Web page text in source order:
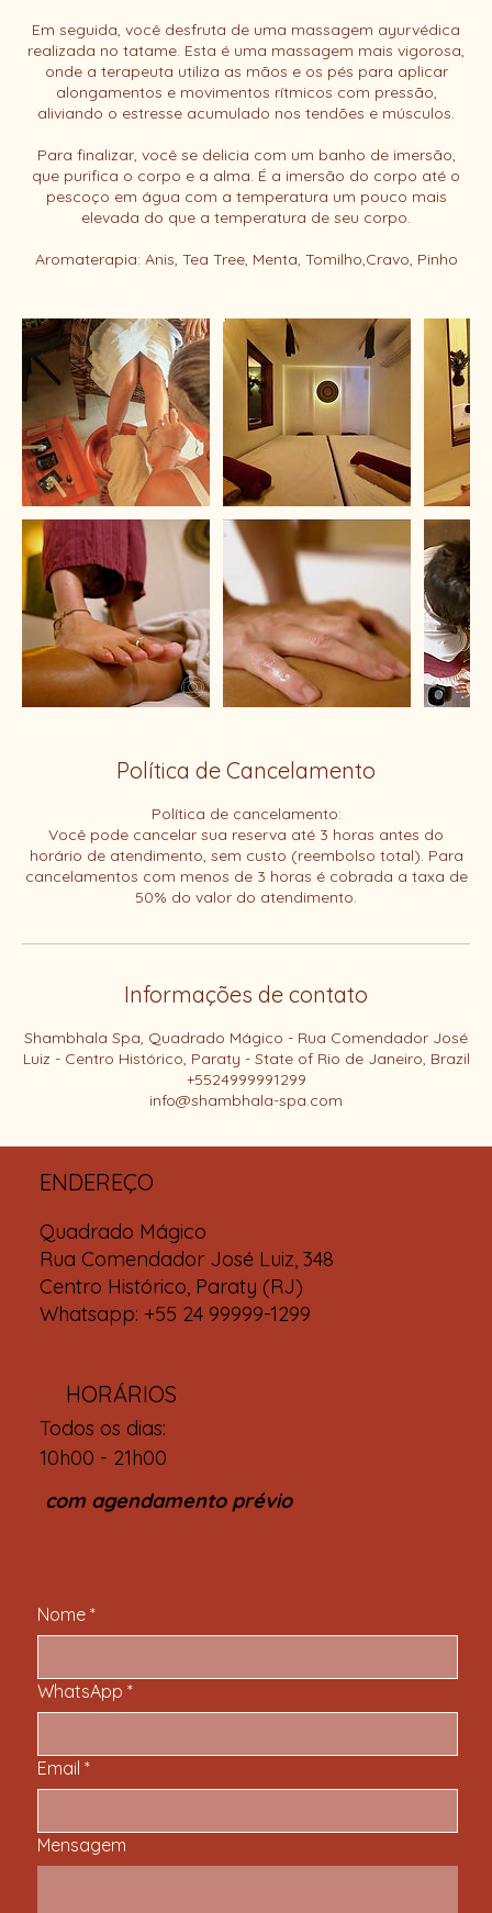
Em seguida, você desfruta de uma massagem ayurvédica
realizada no tatame. Esta é uma massagem mais vigorosa,
onde a terapeuta utiliza as mãos e os pés para aplicar
alongamentos e movimentos rítmicos com pressão,
aliviando o estresse acumulado nos tendões e músculos.
Para finalizar, você se delicia com um banho de imersão,
que purifica o corpo e a alma. É a imersão do corpo até o
pescoço em água com a temperatura um pouco mais
elevada do que a temperatura de seu corpo.
Aromaterapia: Anis, Tea Tree, Menta, Tomilho,Cravo, Pinho
Política de Cancelamento
Política de cancelamento:
Você pode cancelar sua reserva até 3 horas antes do
horário de atendimento, sem custo (reembolso total). Para
cancelamentos com menos de 3 horas é cobrada a taxa de
50% do valor do atendimento.
Informações de contato
Shambhala Spa, Quadrado Mágico - Rua Comendador José
Luiz - Centro Histórico, Paraty - State of Rio de Janeiro, Brazil
+5524999991299
info@shambhala-spa.com
Quadrado Mágico
Rua Comendador José Luiz, 348
Centro Histórico, Paraty (RJ)
Whatsapp: +55 24 99999-1299
ENDEREÇO
HORÁRIOS
Todos os dias:
10h00 - 21h00
com agendamento prévio
Nome *
WhatsApp *
Email *
Mensagem